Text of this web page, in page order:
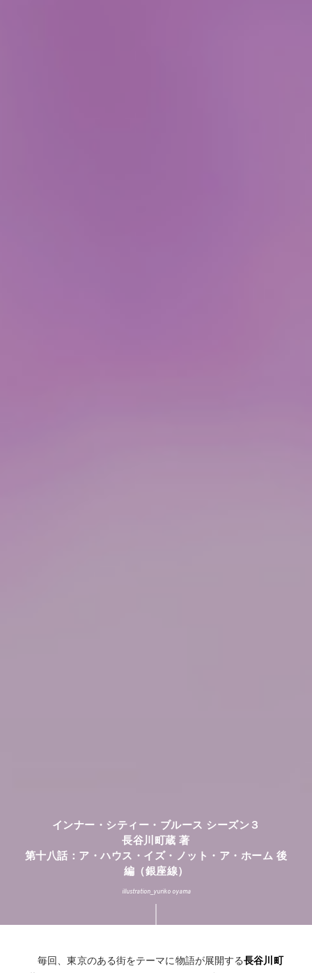
インナー・シティー・ブルース シーズン３
長谷川町蔵 著
第十八話：ア・ハウス・イズ・ノット・ア・ホーム 後
編（銀座線）
illustration_yuriko oyama
毎回、東京のある街をテーマに物語が展開する長谷川町